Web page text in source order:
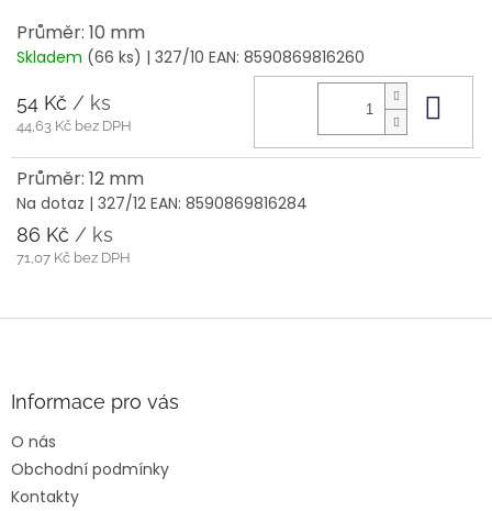
Průměr: 10 mm
Skladem (66 ks) | 327/10 EAN: 8590869816260
54 Kč / ks
44,63 Kč bez DPH
Průměr: 12 mm
Na dotaz | 327/12 EAN: 8590869816284
86 Kč / ks
71,07 Kč bez DPH
Informace pro vás
O nás
Obchodní podmínky
Kontakty